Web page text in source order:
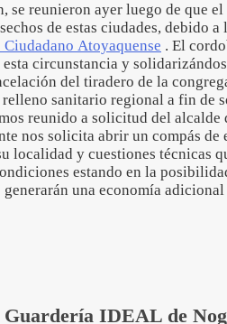
se reunieron ayer luego de que
de estas ciudades, debido a
Atoyaquense . El
circunstancia y
del tiradero de la
sanitario regional a fin de
reunido a solicitud del alcalde
nos solicita abrir un compás de
localidad y cuestiones técnicas
estando en la
una economía
IDEAL de